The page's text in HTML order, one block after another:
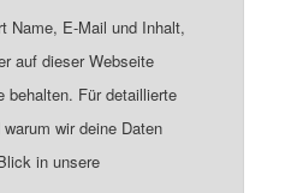
Name, E-Mail und Inhalt,
auf dieser Webseite
behalten. Für detaillierte
wir deine Daten
in unsere